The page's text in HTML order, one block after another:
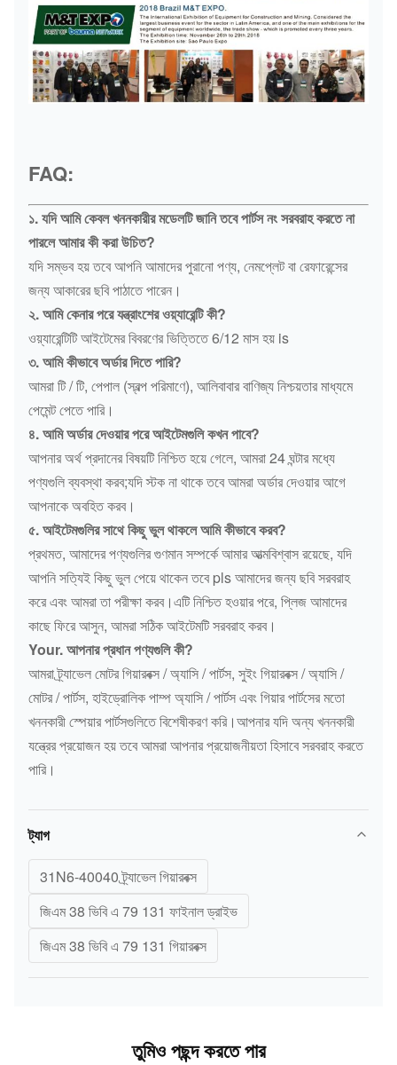
FAQ:
১. যদি আমি কেবল খননকারীর মডেলটি জানি তবে পার্টস নং সরবরাহ করতে না
পারলে আমার কী করা উচিত?
যদি সম্ভব হয় তবে আপনি আমাদের পুরানো পণ্য, নেমপ্লেট বা রেফারেন্সের
জন্য আকারের ছবি পাঠাতে পারেন।
২. আমি কেনার পরে যন্ত্রাংশের ওয়্যারেন্টি কী?
ওয়্যারেন্টিটি আইটেমের বিবরণের ভিত্তিতে 6/12 মাস হয় is
৩. আমি কীভাবে অর্ডার দিতে পারি?
আমরা টি / টি, পেপাল (স্বল্প পরিমাণে), আলিবাবার বাণিজ্য নিশ্চয়তার মাধ্যমে
পেমেন্ট পেতে পারি।
৪. আমি অর্ডার দেওয়ার পরে আইটেমগুলি কখন পাবে?
আপনার অর্থ প্রদানের বিষয়টি নিশ্চিত হয়ে গেলে, আমরা 24 ঘন্টার মধ্যে
পণ্যগুলি ব্যবস্থা করব;যদি স্টক না থাকে তবে আমরা অর্ডার দেওয়ার আগে
আপনাকে অবহিত করব।
৫. আইটেমগুলির সাথে কিছু ভুল থাকলে আমি কীভাবে করব?
প্রথমত, আমাদের পণ্যগুলির গুণমান সম্পর্কে আমার আত্মবিশ্বাস রয়েছে, যদি
আপনি সত্যিই কিছু ভুল পেয়ে থাকেন তবে pls আমাদের জন্য ছবি সরবরাহ
করে এবং আমরা তা পরীক্ষা করব।এটি নিশ্চিত হওয়ার পরে, প্লিজ আমাদের
কাছে ফিরে আসুন, আমরা সঠিক আইটেমটি সরবরাহ করব।
Your. আপনার প্রধান পণ্যগুলি কী?
আমরা ট্র্যাভেল মোটর গিয়ারবক্স / অ্যাসি / পার্টস, সুইং গিয়ারবক্স / অ্যাসি /
মোটর / পার্টস, হাইড্রোলিক পাম্প অ্যাসি / পার্টস এবং গিয়ার পার্টসের মতো
খননকারী স্পেয়ার পার্টসগুলিতে বিশেষীকরণ করি।আপনার যদি অন্য খননকারী
যন্ত্রের প্রয়োজন হয় তবে আমরা আপনার প্রয়োজনীয়তা হিসাবে সরবরাহ করতে
পারি।
ট্যাগ
31N6-40040 ট্র্যাভেল গিয়ারবক্স
জিএম 38 ভিবি এ 79 131 ফাইনাল ড্রাইভ
জিএম 38 ভিবি এ 79 131 গিয়ারবক্স
তুমিও পছন্দ করতে পার